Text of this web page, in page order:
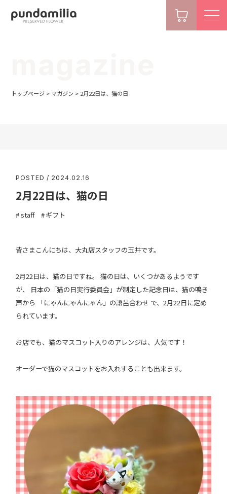
トップページ > マガジン > 2月22日は、猫の日
POSTED / 2024.02.16
2月22日は、猫の日
staff ギフト
皆さまこんにちは、大丸店スタッフの玉井です。
2月22日は、猫の日ですね。 猫の日は、いくつかあるようです
が、 日本の「猫の日実行委員会」が制定した記念日は、猫の鳴き
声から 「にゃんにゃんにゃん」の語呂合わせ で、2月22日に定め
られています。
お店でも、猫のマスコット入りのアレンジは、人気です！
オーダーで猫のマスコットをお入れすることも出来ます。